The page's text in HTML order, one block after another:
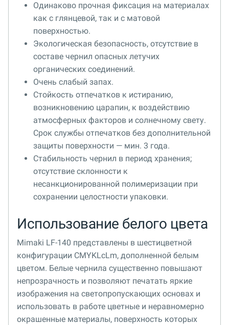
Одинаково прочная фиксация на материалах
как с глянцевой, так и с матовой
поверхностью.
Экологическая безопасность, отсутствие в
составе чернил опасных летучих
органических соединений.
Очень слабый запах.
Стойкость отпечатков к истиранию,
возникновению царапин, к воздействию
атмосферных факторов и солнечному свету.
Срок службы отпечатков без дополнительной
защиты поверхности — мин. 3 года.
Стабильность чернил в период хранения;
отсутствие склонности к
несанкционированной полимеризации при
сохранении целостности упаковки.
Использование белого цвета
Mimaki LF-140 представлены в шестицветной
конфигурации CMYKLcLm, дополненной белым
цветом. Белые чернила существенно повышают
непрозрачность и позволяют печатать яркие
изображения на светопропускающих основах и
использовать в работе цветные и неравномерно
окрашенные материалы, поверхность которых